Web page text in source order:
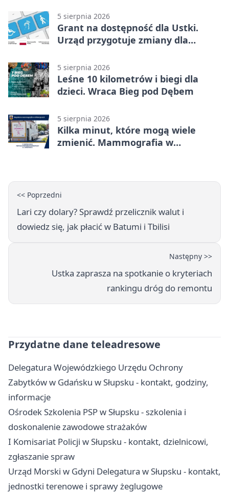
5 sierpnia 2026
Grant na dostępność dla Ustki.
Urząd przygotuje zmiany dla
5 sierpnia 2026
Leśne 10 kilometrów i biegi dla
dzieci. Wraca Bieg pod Dębem
5 sierpnia 2026
Kilka minut, które mogą wiele
zmienić. Mammografia w
<< Poprzedni
Lari czy dolary? Sprawdź przelicznik walut i
dowiedz się, jak płacić w Batumi i Tbilisi
Następny >>
Ustka zaprasza na spotkanie o kryteriach
rankingu dróg do remontu
Przydatne dane teleadresowe
Delegatura Wojewódzkiego Urzędu Ochrony
Zabytków w Gdańsku w Słupsku - kontakt, godziny,
informacje
Ośrodek Szkolenia PSP w Słupsku - szkolenia i
doskonalenie zawodowe strażaków
I Komisariat Policji w Słupsku - kontakt, dzielnicowi,
zgłaszanie spraw
Urząd Morski w Gdyni Delegatura w Słupsku - kontakt,
jednostki terenowe i sprawy żeglugowe